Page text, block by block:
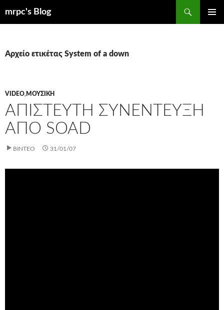
mrpc's Blog
Αρχείο ετικέτας System of a down
VIDEO,ΜΟΥΣΙΚΉ
ΑΠΊΣΤΕΥΤΗ ΣΥΝΈΝΤΕΥΞΗ
ΑΠΌ SOAD
ΒΊΝΤΕΟ 31/01/07